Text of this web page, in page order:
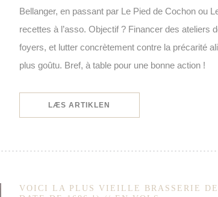
Bellanger, en passant par Le Pied de Cochon ou
recettes à l’asso. Objectif ? Financer des ateliers
foyers, et lutter concrètement contre la précarité
plus goûtu. Bref, à table pour une bonne action !
LÆS ARTIKLEN
VOICI LA PLUS VIEILLE BRASSERIE